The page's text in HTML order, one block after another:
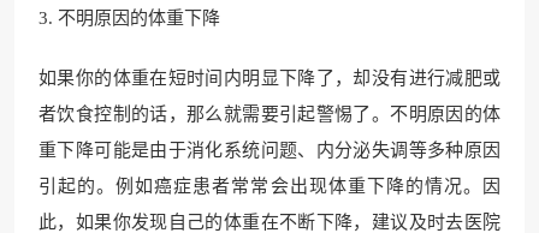
3. 不明原因的体重下降
如果你的体重在短时间内明显下降了，却没有进行减肥或
者饮食控制的话，那么就需要引起警惕了。不明原因的体
重下降可能是由于消化系统问题、内分泌失调等多种原因
引起的。例如癌症患者常常会出现体重下降的情况。因
此，如果你发现自己的体重在不断下降，建议及时去医院